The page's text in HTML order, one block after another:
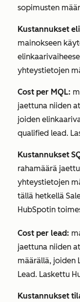
sopimusten
Kustannukset
mainokseen
yhteystietojen
Cost per MQL:
jaettuna niiden
joiden
qualified lead.
Kustannukset
rahamäärä
yhteystietojen
tällä hetkellä
HubSpotin
Cost per lead:
jaettuna niiden
määrällä, joiden
Lead. Laskettu
Kustannukset